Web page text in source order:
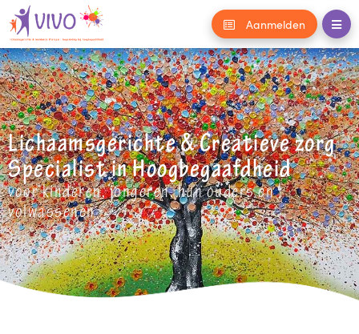
Aanmelden
Lichaamsgerichte & Creatieve zorg
Specialist in Hoogbegaafdheid
voor kinderen, jongeren, hun ouders en
volwassenen